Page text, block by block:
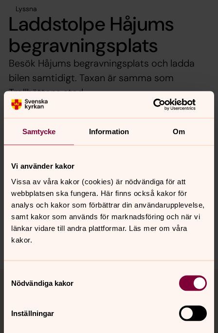
Samtycke Information Om
Vi använder kakor
Vissa av våra kakor (cookies) är nödvändiga för att
webbplatsen ska fungera. Här finns också kakor för
analys och kakor som förbättrar din användarupplevelse,
samt kakor som används för marknadsföring och när vi
länkar vidare till andra plattformar. Läs mer om våra
kakor.
Nödvändiga kakor
Inställningar
Lyssna
Laddstolpe Håjums
begravningsplats
Besök Håjums begravningsplats och ladda
bilen samtidigt. Taxan är samma som
Trollhättans stad.
Där kan du ladda bilen medan du besöker
begravningsplatsen eller kapellen. Det är Trollhättands
kyrkogårdsförvaltningen och taxa för att ladda bilen är
samma som Trollhättans stad.
Senast ändrad 10 maj 2019
Dela
Akut samtals- och krisstöd. Prata eller chatta anonymt